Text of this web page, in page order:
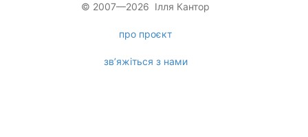
© 2007—2026 Ілля Кантор
про проєкт
зв’яжіться з нами